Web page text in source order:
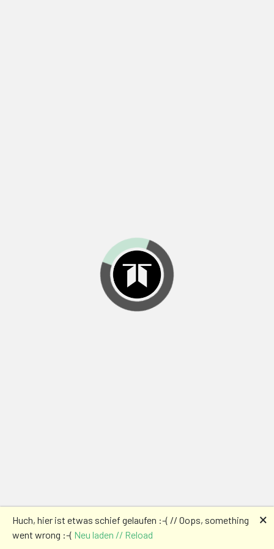
Huch, hier ist etwas schief gelaufen :-( // Oops, something
went wrong :-( Neu laden // Reload
🗙